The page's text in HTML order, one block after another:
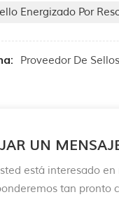
Energizado Por
Proveedor De
UN
está interesado
tan pronto